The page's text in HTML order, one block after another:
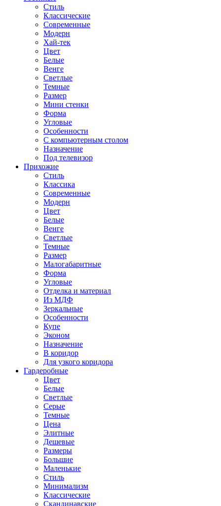
Стиль
Классические
Современные
Модерн
Хай-тек
Цвет
Белые
Венге
Светлые
Темные
Размер
Мини стенки
Форма
Угловые
Особенности
С компьютерным столом
Назначение
Под телевизор
Прихожие
Стиль
Классика
Современные
Модерн
Цвет
Белые
Венге
Светлые
Темные
Размер
Малогабаритные
Форма
Угловые
Отделка и материал
Из МДФ
Зеркальные
Особенности
Купе
Эконом
Назначение
В коридор
Для узкого коридора
Гардеробные
Цвет
Белые
Светлые
Серые
Темные
Цена
Элитные
Дешевые
Размеры
Большие
Маленькие
Стиль
Минимализм
Классические
Скандинавские